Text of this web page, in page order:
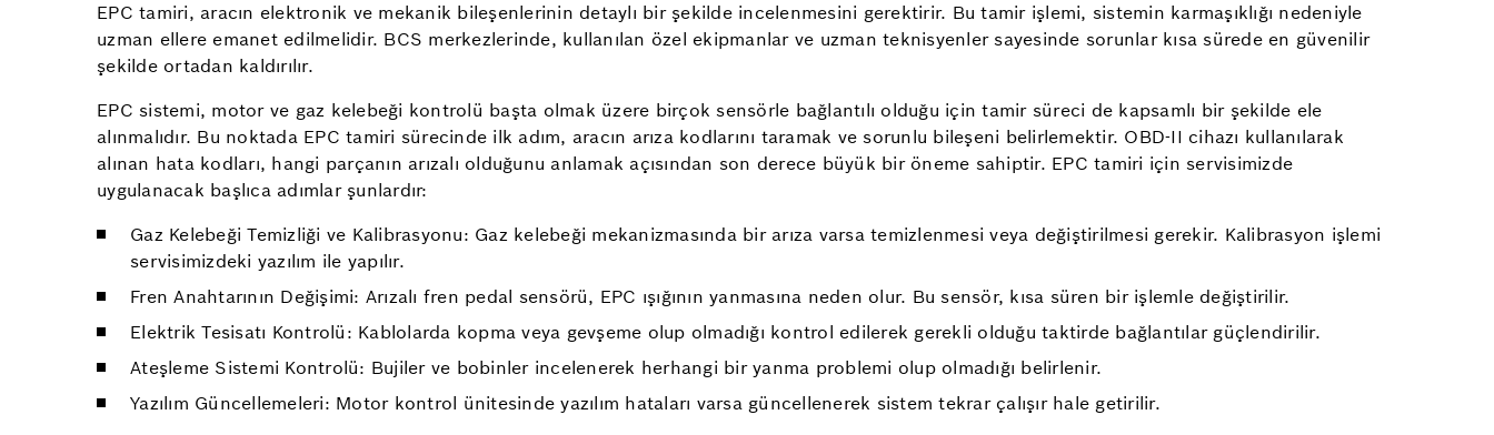
EPC tamiri, aracın elektronik ve mekanik bileşenlerinin detaylı bir şekilde incelenmesini gerektirir. Bu tamir işlemi, sistemin karmaşıklığı nedeniyle
uzman ellere emanet edilmelidir. BCS merkezlerinde, kullanılan özel ekipmanlar ve uzman teknisyenler sayesinde sorunlar kısa sürede en güvenilir
şekilde ortadan kaldırılır.
EPC sistemi, motor ve gaz kelebeği kontrolü başta olmak üzere birçok sensörle bağlantılı olduğu için tamir süreci de kapsamlı bir şekilde ele
alınmalıdır. Bu noktada EPC tamiri sürecinde ilk adım, aracın arıza kodlarını taramak ve sorunlu bileşeni belirlemektir. OBD-II cihazı kullanılarak
alınan hata kodları, hangi parçanın arızalı olduğunu anlamak açısından son derece büyük bir öneme sahiptir. EPC tamiri için servisimizde
uygulanacak başlıca adımlar şunlardır:
Gaz Kelebeği Temizliği ve Kalibrasyonu: Gaz kelebeği mekanizmasında bir arıza varsa temizlenmesi veya değiştirilmesi gerekir. Kalibrasyon işlemi
servisimizdeki yazılım ile yapılır.
Fren Anahtarının Değişimi: Arızalı fren pedal sensörü, EPC ışığının yanmasına neden olur. Bu sensör, kısa süren bir işlemle değiştirilir.
Elektrik Tesisatı Kontrolü: Kablolarda kopma veya gevşeme olup olmadığı kontrol edilerek gerekli olduğu taktirde bağlantılar güçlendirilir.
Ateşleme Sistemi Kontrolü: Bujiler ve bobinler incelenerek herhangi bir yanma problemi olup olmadığı belirlenir.
Yazılım Güncellemeleri: Motor kontrol ünitesinde yazılım hataları varsa güncellenerek sistem tekrar çalışır hale getirilir.